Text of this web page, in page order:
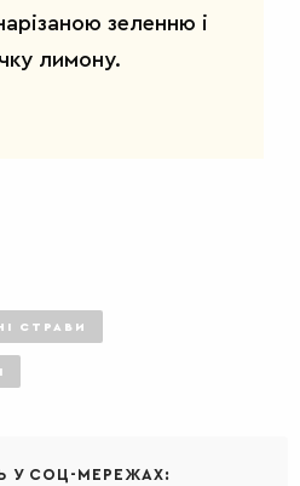
зеленню і
лимону.
СТРАВИ
У СОЦ-МЕРЕЖАХ: